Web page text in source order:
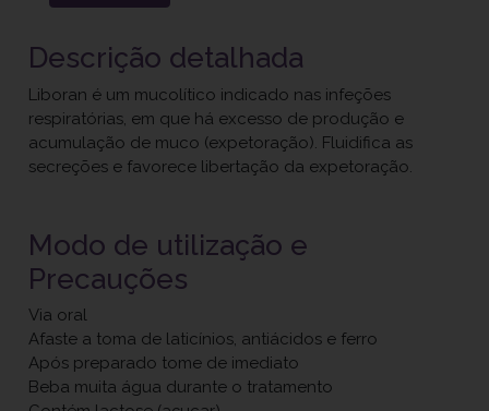
Descrição detalhada
Liboran é um mucolítico indicado nas infeções
respiratórias, em que há excesso de produção e
acumulação de muco (expetoração). Fluidifica as
secreções e favorece libertação da expetoração.
Modo de utilização e
Precauções
Via oral
Afaste a toma de laticínios, antiácidos e ferro
Após preparado tome de imediato
Beba muita água durante o tratamento